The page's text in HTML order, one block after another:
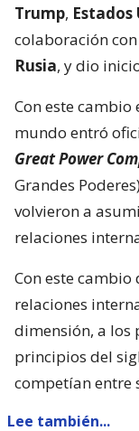
Trump, Estados
colaboración
Rusia, y dio
Con este
mundo entró
Great Power
Grandes
volvieron a
relaciones
Con este
relaciones
dimensión, a los
principios del
competían entre
Lee también...